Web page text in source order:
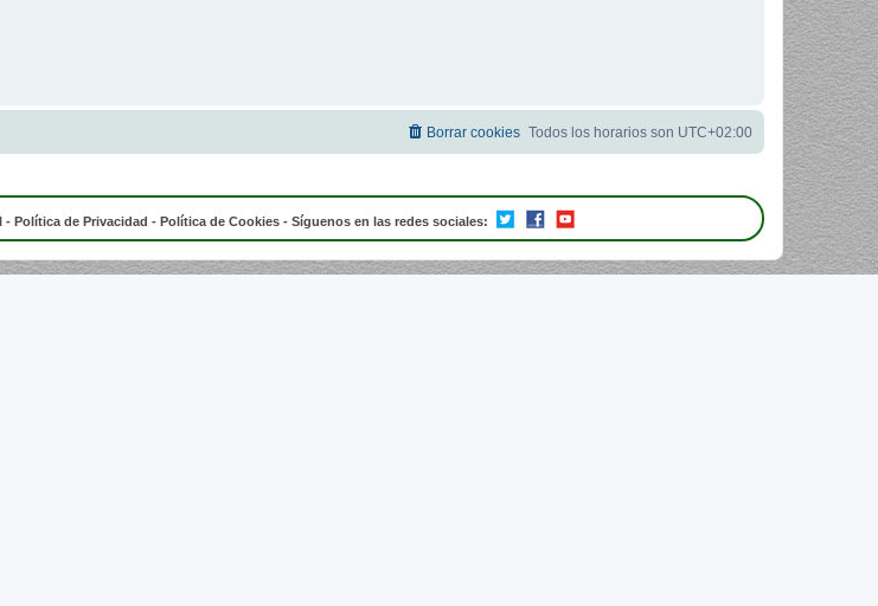
Todos los horarios son UTC+02:00
Borrar cookies
- Política de Privacidad - Política de Cookies - Síguenos en las redes sociales: